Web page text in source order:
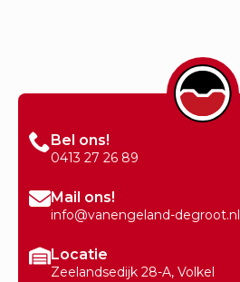
Bel ons!
0413 27 26 89
Mail ons!
info@vanengeland-degroot.nl
Locatie
Zeelandsedijk 28-A, Volkel